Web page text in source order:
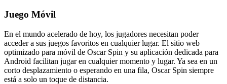
Juego Móvil
En el mundo acelerado de hoy, los jugadores necesitan poder
acceder a sus juegos favoritos en cualquier lugar. El sitio web
optimizado para móvil de Oscar Spin y su aplicación dedicada para
Android facilitan jugar en cualquier momento y lugar. Ya sea en un
corto desplazamiento o esperando en una fila, Oscar Spin siempre
está a solo un toque de distancia.